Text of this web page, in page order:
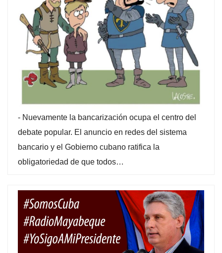
- Nuevamente la bancarización ocupa el centro del
debate popular. El anuncio en redes del sistema
bancario y el Gobierno cubano ratifica la
obligatoriedad de que todos…